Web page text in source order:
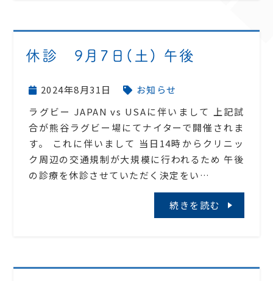
休診 9月7日(土) 午後
2024年8月31日
お知らせ
ラグビー JAPAN vs USAに伴いまして 上記試
合が熊谷ラグビー場にてナイターで開催されま
す。 これに伴いまして 当日14時からクリニッ
ク周辺の交通規制が大規模に行われるため 午後
の診療を休診させていただく決定をい…
続きを読む